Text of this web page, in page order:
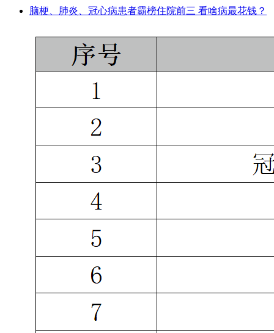
脑梗、肺炎、冠心病患者霸榜住院前三 看啥病最花钱？